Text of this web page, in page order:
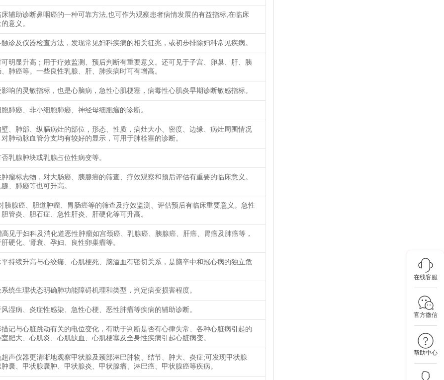
在线客服
官方微信
帮助中心
辅助诊断鼻咽癌的一种可靠方法,也可作为观察患者病情发展的有益指标,在临床
意义。
诊及仪器检查方法，发现常见妇科疾病的相关征兆，或初步排除妇科常见疾病。
明显升高；用于疗效监测、预后判断有重要意义。还可见于子宫、卵巢、肝、胰
肺癌等。一些良性乳腺、肝、肺疾病时可有增高。
响的灵敏指标，也是心脑病，急性心肌梗塞，病毒性心肌炎早期诊断敏感指标。
肺癌、非小细胞肺癌、神经母细胞瘤的诊断。
、肺部、纵膈病灶的部位，形态、性质，病灶大小、密度、边缘、病灶周围情况
肺动脉血管分支均有较好的显示，可用于肺栓塞的诊断。
乳腺肿块或乳腺占位性病变等。
瘤标志物，对大肠癌、胰腺癌的筛查、疗效观察和预后评估有重要的临床意义。
、肺癌等也可升高。
胰腺癌、胆道肿瘤、胃肠癌等的筛查及疗效监测、评估预后有临床重要意义。急性
管炎、胆石症、急性肝炎、肝硬化等可升高。
见于妇科及消化道恶性肿瘤如宫颈癌、乳腺癌、胰腺癌、肝癌、胃癌及肺癌等，
硬化、肾衰、孕妇、良性卵巢瘤等。
平持续升高与心绞痛、心肌梗死、脑溢血有密切关系，是脑卒中和冠心病的独立危
统生理状态明确肺功能障碍机理和类型，判定病变损害程度。
湿病、炎症性感染、急性心梗、恶性肿瘤等疾病的辅助诊断。
记与心脏跳动有关的电位变化，有助于判断是否有心律失常、各种心脏病引起的
肥大、心肌炎、心肌缺血、心肌梗塞及全身性疾病引起心脏病变。
声仪器更清晰地观察甲状腺及颈部淋巴肿物、结节、肿大、炎症;可发现甲状腺
肿囊、甲状腺囊肿、甲状腺炎、甲状腺瘤、淋巴癌、甲状腺癌等疾病。